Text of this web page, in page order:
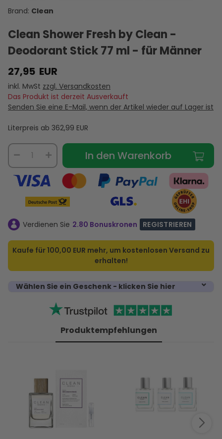
Clean
Clean Shower Fresh by Clean -
Deodorant Stick 77 ml - für Männer
27,95EUR
inkl. MwSt zzgl. Versandkosten
Das Produkt ist derzeit Ausverkauft
Senden Sie eine E-Mail, wenn der Artikel wieder auf Lager ist
Literpreis ab 362,99 EUR
In den Warenkorb
Verdienen Sie 2.80 Bonuskronen REGISTRIEREN
Kaufe für100,00 EUR mehr, um kostenlosen Versand zu
erhalten!
Wählen Sie ein Geschenk - klicken Sie hier
Produktempfehlungen